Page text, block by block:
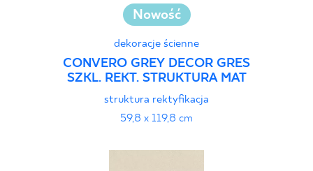
Nowość
dekoracje ścienne
CONVERO GREY DECOR GRES
SZKL. REKT. STRUKTURA MAT
struktura rektyfikacja
59,8 x 119,8 cm